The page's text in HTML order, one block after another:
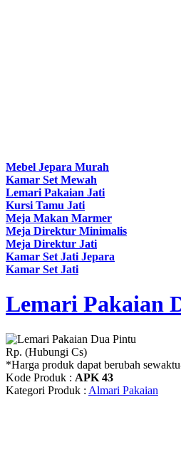
Mebel Jepara Murah
Kamar Set Mewah
Lemari Pakaian Jati
Kursi Tamu Jati
Meja Makan Marmer
Meja Direktur Minimalis
Meja Direktur Jati
Kamar Set Jati Jepara
Kamar Set Jati
Lemari Pakaian
Rp. (Hubungi Cs)
*Harga produk dapat berubah
Kode Produk : APK 43
Kategori Produk : Almari Pakaian